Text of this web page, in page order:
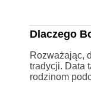
Dlaczego
Rozważając,
tradycji. Data
rodzinom